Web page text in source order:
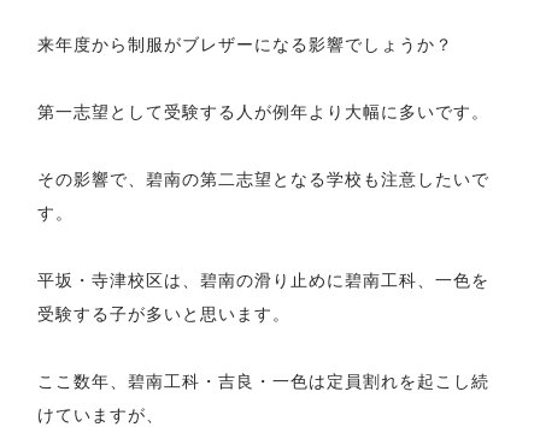
来年度から制服がブレザーになる影響でしょうか？
第一志望として受験する人が例年より大幅に多いです。
その影響で、碧南の第二志望となる学校も注意したいで
す。
平坂・寺津校区は、碧南の滑り止めに碧南工科、一色を
受験する子が多いと思います。
ここ数年、碧南工科・吉良・一色は定員割れを起こし続
けていますが、